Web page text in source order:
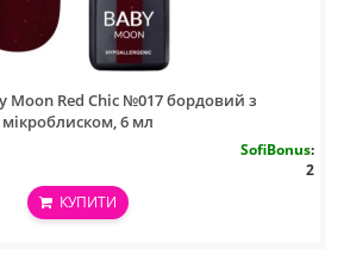
Moon Red Chic №017 бордовий з
мікроблиском, 6 мл
SofiBonus:
2
КУПИТИ